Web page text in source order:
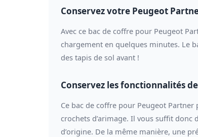
Conservez votre Peugeot
Avec ce bac de coffre pour Peugeot
chargement en quelques minutes. Le
des tapis de sol avant !
Conservez les fonctionnalités
Ce bac de coffre pour Peugeot
crochets d’arimage. Il vous suffit donc
d’origine. De la même manière, une